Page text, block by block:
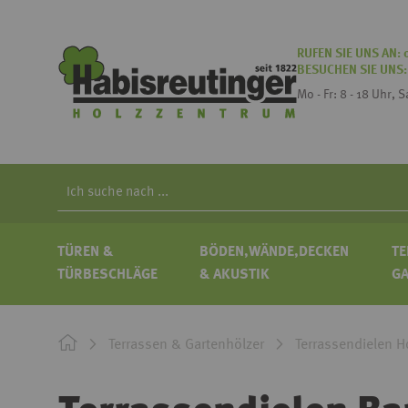
RUFEN SIE UNS AN:
BESUCHEN SIE
Mo - Fr: 8 - 18 Uhr,
Search
TÜREN &
TÜRBESCHLÄGE
BÖDEN,WÄNDE,DECKEN
& AKUSTIK
Terrassen & Gartenhölzer Terrassendielen